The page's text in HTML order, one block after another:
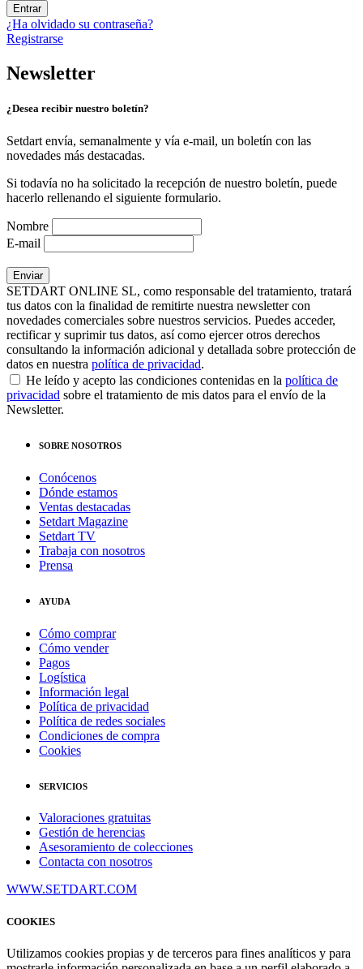
Entrar
¿Ha olvidado su contraseña?
Registrarse
Newsletter
¿Desea recibir nuestro boletín?
Setdart envía, semanalmente y vía e-mail, un boletín con las
novedades más destacadas.
Si todavía no ha solicitado la recepción de nuestro boletín, puede
hacerlo rellenando el siguiente formulario.
Nombre
E-mail
SETDART ONLINE SL, como responsable del tratamiento, tratará
tus datos con la finalidad de remitirte nuestra newsletter con
novedades comerciales sobre nuestros servicios. Puedes acceder,
rectificar y suprimir tus datos, así como ejercer otros derechos
consultando la información adicional y detallada sobre protección de
datos en nuestra política de privacidad.
He leído y acepto las condiciones contenidas en la política de
privacidad sobre el tratamiento de mis datos para el envío de la
Newsletter.
SOBRE NOSOTROS
Conócenos
Dónde estamos
Ventas destacadas
Setdart Magazine
Setdart TV
Trabaja con nosotros
Prensa
AYUDA
Cómo comprar
Cómo vender
Pagos
Logística
Información legal
Política de privacidad
Política de redes sociales
Condiciones de compra
Cookies
SERVICIOS
Valoraciones gratuitas
Gestión de herencias
Asesoramiento de colecciones
Contacta con nosotros
WWW.SETDART.COM
COOKIES
Utilizamos cookies propias y de terceros para fines analíticos y para